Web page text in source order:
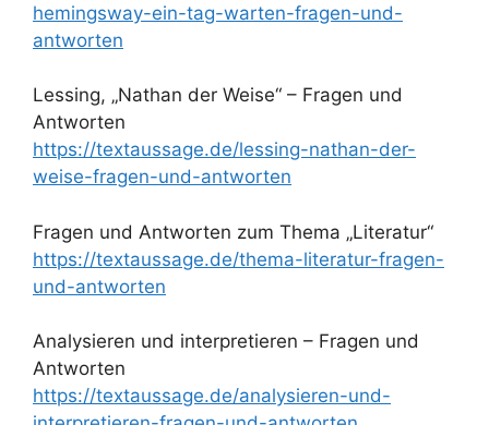
hemingsway-ein-tag-warten-fragen-und-
antworten
Lessing, „Nathan der Weise“ – Fragen und
Antworten
https://textaussage.de/lessing-nathan-der-
weise-fragen-und-antworten
Fragen und Antworten zum Thema „Literatur“
https://textaussage.de/thema-literatur-fragen-
und-antworten
Analysieren und interpretieren – Fragen und
Antworten
https://textaussage.de/analysieren-und-